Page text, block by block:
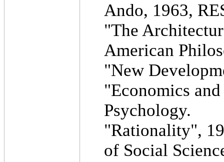
Ando, 1963,
"The
American
"New
"Economics
Psychology.
"Rationality",
of Social